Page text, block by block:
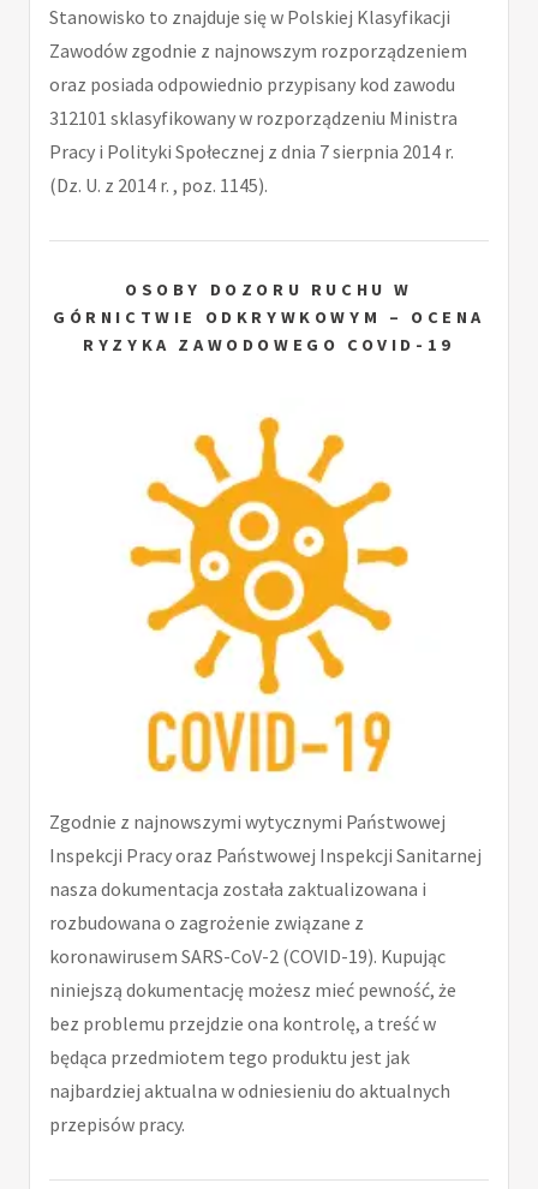
Stanowisko to znajduje się w Polskiej Klasyfikacji
Zawodów zgodnie z najnowszym rozporządzeniem
oraz posiada odpowiednio przypisany kod zawodu
312101 sklasyfikowany w rozporządzeniu Ministra
Pracy i Polityki Społecznej z dnia 7 sierpnia 2014 r.
(Dz. U. z 2014 r. , poz. 1145).
OSOBY DOZORU RUCHU W
GÓRNICTWIE ODKRYWKOWYM – OCENA
RYZYKA ZAWODOWEGO COVID-19
Zgodnie z najnowszymi wytycznymi Państwowej
Inspekcji Pracy oraz Państwowej Inspekcji Sanitarnej
nasza dokumentacja została zaktualizowana i
rozbudowana o zagrożenie związane z
koronawirusem SARS-CoV-2 (COVID-19). Kupując
niniejszą dokumentację możesz mieć pewność, że
bez problemu przejdzie ona kontrolę, a treść w
będąca przedmiotem tego produktu jest jak
najbardziej aktualna w odniesieniu do aktualnych
przepisów pracy.